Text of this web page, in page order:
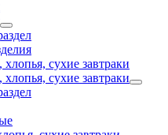
сухие завтраки
сухие завтраки